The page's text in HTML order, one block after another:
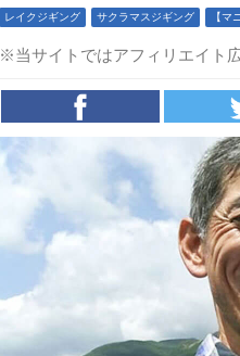
レイクジギング サクラマスジギング 【マ
※当サイトではアフィリエイト